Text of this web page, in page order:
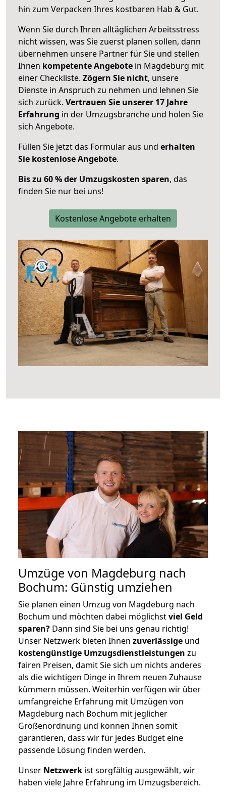
hin zum Verpacken Ihres kostbaren Hab & Gut.
Wenn Sie durch Ihren alltäglichen Arbeitsstress
nicht wissen, was Sie zuerst planen sollen, dann
übernehmen unsere Partner für Sie und stellen
Ihnen kompetente Angebote in Magdeburg mit
einer Checkliste. Zögern Sie nicht, unsere
Dienste in Anspruch zu nehmen und lehnen Sie
sich zurück. Vertrauen Sie unserer 17 Jahre
Erfahrung in der Umzugsbranche und holen Sie
sich Angebote.
Füllen Sie jetzt das Formular aus und erhalten
Sie kostenlose Angebote.
Bis zu 60 % der Umzugskosten sparen, das
finden Sie nur bei uns!
Kostenlose Angebote erhalten
Umzüge von Magdeburg nach
Bochum: Günstig umziehen
Sie planen einen Umzug von Magdeburg nach
Bochum und möchten dabei möglichstviel Geld
sparen? Dann sind Sie bei uns genau richtig!
Unser Netzwerk bieten Ihnen zuverlässige und
kostengünstige Umzugsdienstleistungen zu
fairen Preisen, damit Sie sich um nichts anderes
als die wichtigen Dinge in Ihrem neuen Zuhause
kümmern müssen. Weiterhin verfügen wir über
umfangreiche Erfahrung mit Umzügen von
Magdeburg nach Bochum mit jeglicher
Größenordnung und können Ihnen somit
garantieren, dass wir für jedes Budget eine
passende Lösung finden werden.
Unser Netzwerk ist sorgfältig ausgewählt, wir
haben viele Jahre Erfahrung im Umzugsbereich.